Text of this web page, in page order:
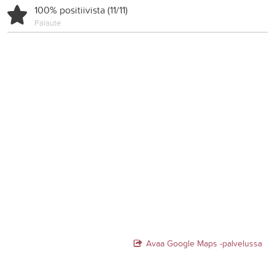
100% positiivista (11/11)
Palaute
Avaa Google Maps -palvelussa